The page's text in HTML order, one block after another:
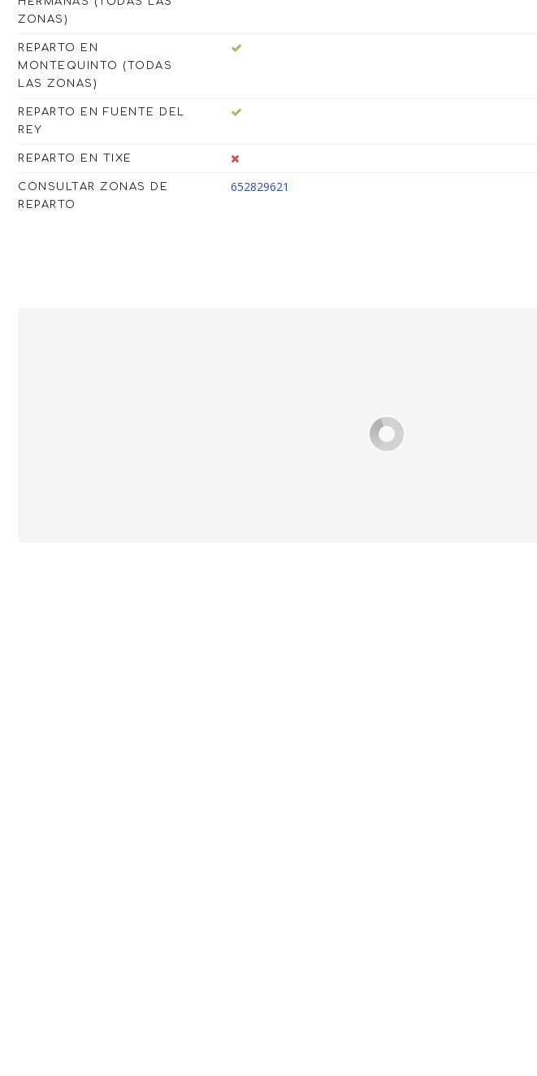
ZONAS)
REPARTO EN
MONTEQUINTO (TODAS
LAS ZONAS)
REPARTO EN FUENTE DEL
REY
REPARTO EN TIXE
CONSULTAR ZONAS DE
REPARTO
652829621